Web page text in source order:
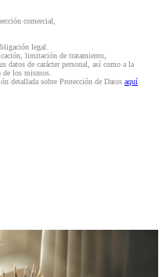
comercial,
legal.
limitación de tratamiento,
datos de carácter personal, así como a la
de los mismos.
detallada sobre Protección de Datos aquí.